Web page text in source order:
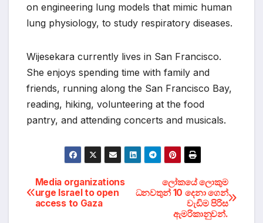
on engineering lung models that mimic human
lung physiology, to study respiratory diseases.
Wijesekara currently lives in San Francisco.
She enjoys spending time with family and
friends, running along the San Francisco Bay,
reading, hiking, volunteering at the food
pantry, and attending concerts and musicals.
Post
navigation
ලෝකයේ ලොකුම
ධනවතුන් 10 දෙනා ගෙන්
වැඩිම පිරිස
ඇමරිකානුවන්.
Media organizations
urge Israel to open
access to Gaza